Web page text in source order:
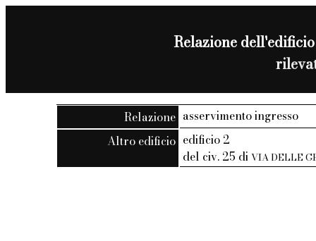
Relazione
Relazione asservimento ingresso
Altro edificio edificio 2
del civ. 25 diVIA DELLE